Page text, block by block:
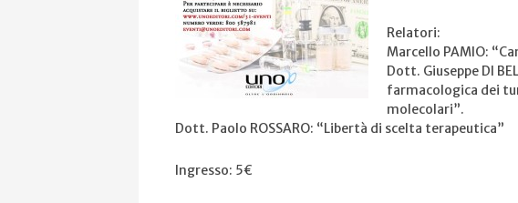
Relatori:
Marcello PAMIO:
Dott. Giuseppe DI
farmacologica dei
molecolari”.
Dott. Paolo ROSSARO: “Libertà di scelta terapeutica”
Ingresso: 5€